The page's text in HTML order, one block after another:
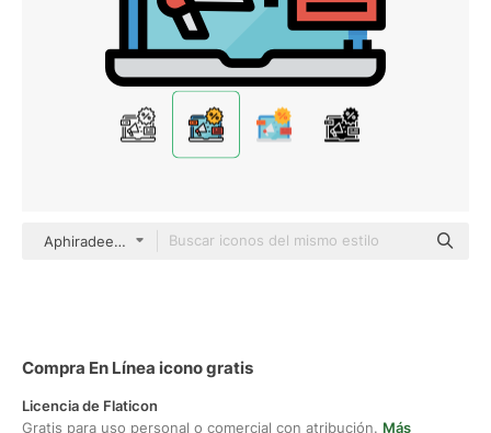
Aphiradee (monkik) Lineal Color
Compra En Línea icono gratis
Licencia de Flaticon
Gratis para uso personal o comercial con atribución. Más